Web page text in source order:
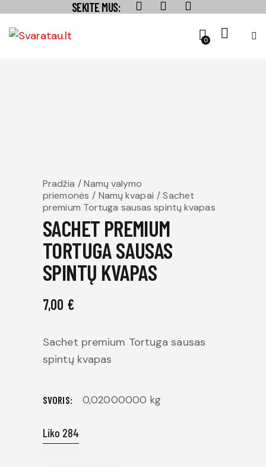
SEKITE MUS:
0
Pradžia
Namų valymo
priemonės
Namų kvapai
Sachet
premium Tortuga sausas spintų kvapas
SACHET PREMIUM
TORTUGA SAUSAS
SPINTŲ KVAPAS
7,00 €
Sachet premium Tortuga sausas
spintų kvapas
SVORIS 0,02000000 kg
Liko 284